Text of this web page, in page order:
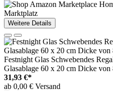
Marktplatz
Weitere Details
Festnight Glas Schwebendes
Glasablage 60 x 20 cm Dicke
31,93 €*
ab 0,00 € Versand